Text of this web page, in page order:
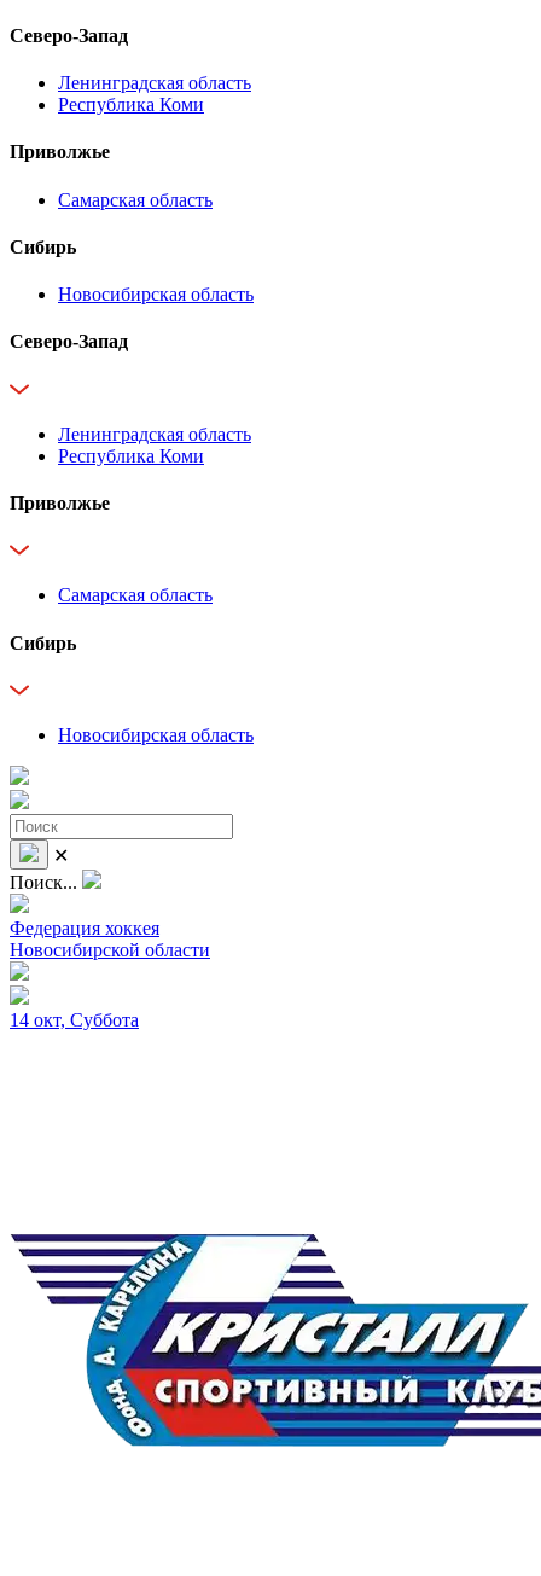
Северо-Запад
Ленинградская область
Республика Коми
Приволжье
Самарская область
Сибирь
Новосибирская область
Северо-Запад
Ленинградская область
Республика Коми
Приволжье
Самарская область
Сибирь
Новосибирская область
✕
Поиск...
Федерация хоккея
Новосибирской области
14 окт, Суббота